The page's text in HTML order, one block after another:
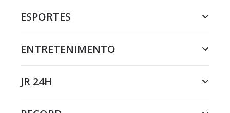
ESPORTES
ENTRETENIMENTO
JR 24H